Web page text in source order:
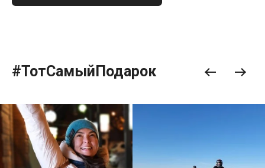
#ТотСамыйПодарок